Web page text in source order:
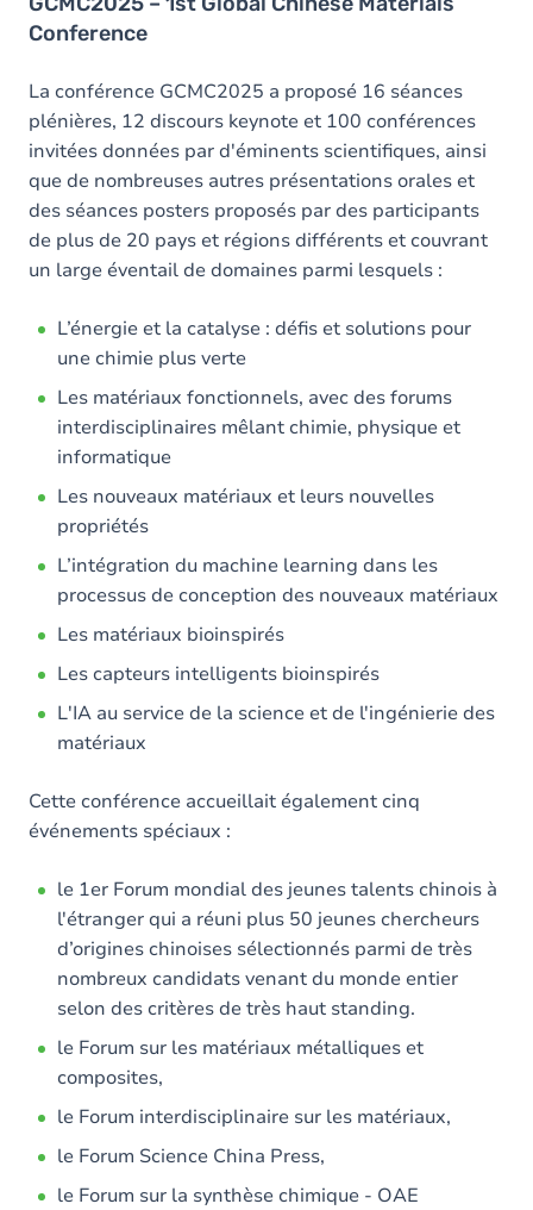
Conference
La conférence GCMC2025 a proposé 16 séances
plénières, 12 discours keynote et 100 conférences
invitées données par d'éminents scientifiques, ainsi
que de nombreuses autres présentations orales et
des séances posters proposés par des participants
de plus de 20 pays et régions différents et couvrant
un large éventail de domaines parmi lesquels :
L’énergie et la catalyse : défis et solutions pour
une chimie plus verte
Les matériaux fonctionnels, avec des forums
interdisciplinaires mêlant chimie, physique et
informatique
Les nouveaux matériaux et leurs nouvelles
propriétés
L’intégration du machine learning dans les
processus de conception des nouveaux matériaux
Les matériaux bioinspirés
Les capteurs intelligents bioinspirés
L'IA au service de la science et de l'ingénierie des
matériaux
Cette conférence accueillait également cinq
événements spéciaux :
le 1er Forum mondial des jeunes talents chinois à
l'étranger qui a réuni plus 50 jeunes chercheurs
d’origines chinoises sélectionnés parmi de très
nombreux candidats venant du monde entier
selon des critères de très haut standing.
le Forum sur les matériaux métalliques et
composites,
le Forum interdisciplinaire sur les matériaux,
le Forum Science China Press,
le Forum sur la synthèse chimique - OAE